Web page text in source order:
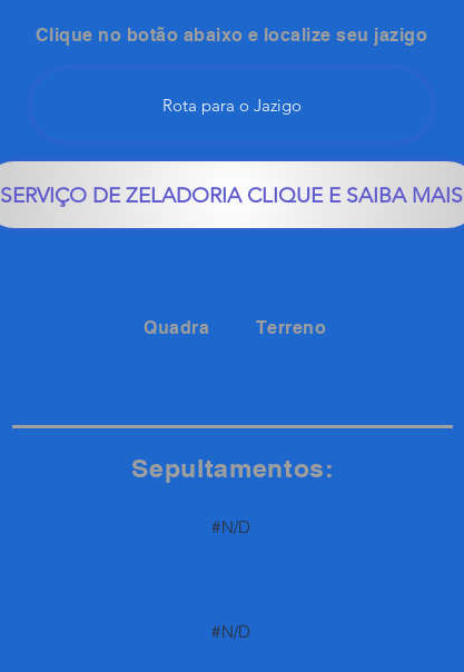
Clique no botão abaixo e localize seu jazigo
Rota para o Jazigo
SERVIÇO DE ZELADORIA CLIQUE E SAIBA MAIS
Quadra Terreno
Sepultamentos:
#N/D
#N/D